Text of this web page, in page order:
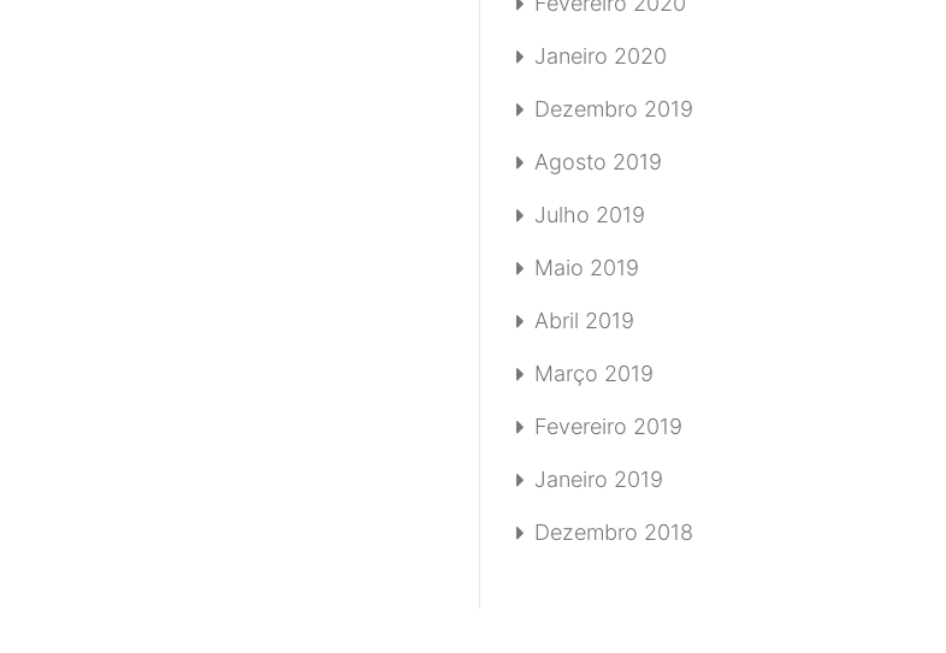
Janeiro 2020
Dezembro 2019
Agosto 2019
Julho 2019
Maio 2019
Abril 2019
Março 2019
Fevereiro 2019
Janeiro 2019
Dezembro 2018